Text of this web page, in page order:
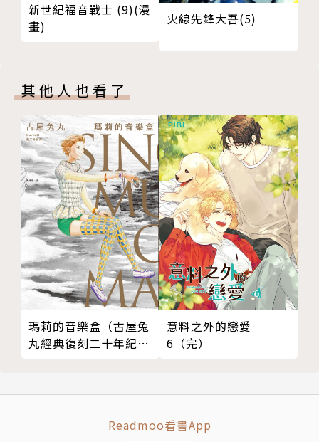
新世紀福音戰士 (9)(漫
畫)
火線先鋒大吾(5)
其他人也看了
瑪莉的音樂盒（古屋兔
丸經典復刻二十年紀念
意料之外的戀愛
6（完）
Readmoo看書App